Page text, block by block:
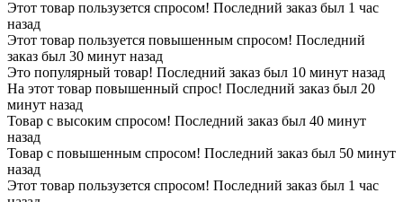
Этот товар пользузется спросом! Последний заказ был 1 час
назад
Этот товар пользуется повышенным спросом! Последний
заказ был 30 минут назад
Это популярный товар! Последний заказ был 10 минут назад
На этот товар повышенный спрос! Последний заказ был 20
минут назад
Товар с высоким спросом! Последний заказ был 40 минут
назад
Товар с повышенным спросом! Последний заказ был 50 минут
назад
Этот товар пользузется спросом! Последний заказ был 1 час